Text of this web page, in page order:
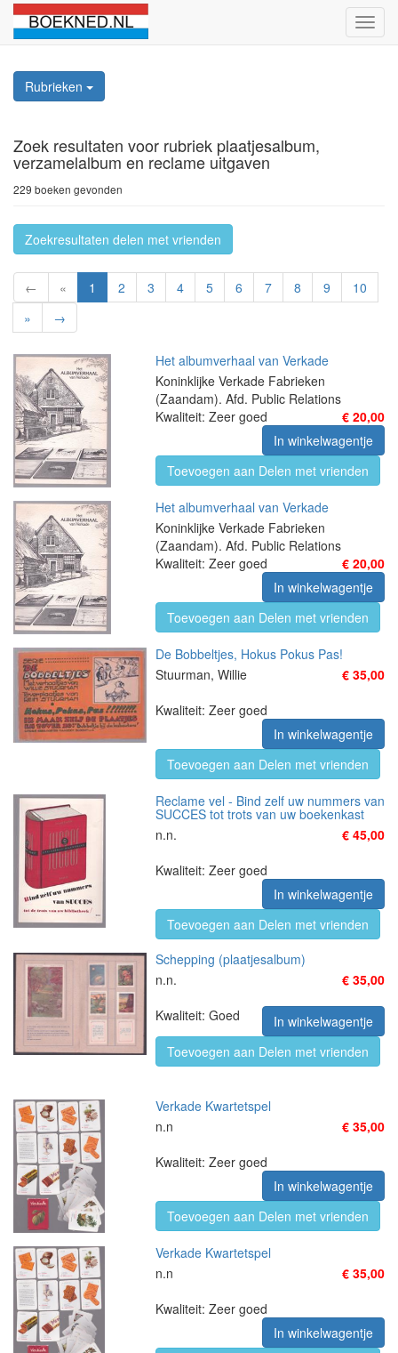
Rubrieken
Zoek resultaten voor rubriek plaatjesalbum,
verzamelalbum en reclame uitgaven
229 boeken gevonden
Zoekresultaten delen met vrienden
← « 1 2 3 4 5 6 7 8 9
10
»
→
Het albumverhaal van Verkade
Koninklijke Verkade Fabrieken
(Zaandam). Afd. Public Relations
€ 20,00
Kwaliteit: Zeer goed
In winkelwagentje
Toevoegen aan Delen met vrienden
Het albumverhaal van Verkade
Koninklijke Verkade Fabrieken
(Zaandam). Afd. Public Relations
€ 20,00
Kwaliteit: Zeer goed
In winkelwagentje
Toevoegen aan Delen met vrienden
De Bobbeltjes, Hokus Pokus Pas!
Stuurman, Willie
€ 35,00
Kwaliteit: Zeer goed
In winkelwagentje
Toevoegen aan Delen met vrienden
Reclame vel - Bind zelf uw nummers van
SUCCES tot trots van uw boekenkast
n.n.
€ 45,00
Kwaliteit: Zeer goed
In winkelwagentje
Toevoegen aan Delen met vrienden
Schepping (plaatjesalbum)
n.n.
€ 35,00
Kwaliteit: Goed
In winkelwagentje
Toevoegen aan Delen met vrienden
Verkade Kwartetspel
n.n
€ 35,00
Kwaliteit: Zeer goed
In winkelwagentje
Toevoegen aan Delen met vrienden
Verkade Kwartetspel
n.n
€ 35,00
Kwaliteit: Zeer goed
In winkelwagentje